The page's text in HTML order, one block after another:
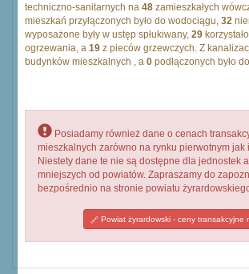
techniczno-sanitarnych na 48 zamieszkałych
mieszkań przyłączonych było do wodociągu, 32
wyposażone były w ustęp spłukiwany, 29
ogrzewania, a 19 z pieców grzewczych. Z
budynków mieszkalnych , a 0 podłączonych było
Posiadamy również dane o cenach
mieszkalnych zarówno na rynku pierwotnym jak
Niestety dane te nie są dostępne dla jednostek
mniejszych od powiatów. Zapraszamy do
bezpośrednio na stronie powiatu
Powiat żyrardowski - ceny transakcyjne